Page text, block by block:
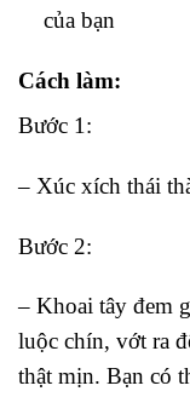
của bạn
Cách làm:
Bước 1:
– Xúc xích thái
Bước 2:
– Khoai tây đem
luộc chín, vớt ra
thật mịn. Bạn có